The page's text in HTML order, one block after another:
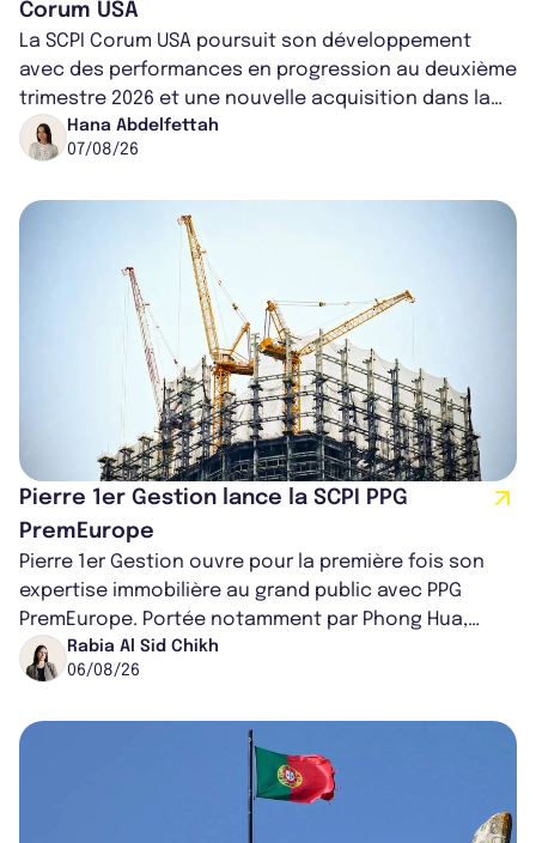
Corum USA
La SCPI Corum USA poursuit son développement
avec des performances en progression au deuxième
trimestre 2026 et une nouvelle acquisition dans la
région de Chicago. Entre hausse de...
Hana Abdelfettah
07/08/26
Pierre 1er Gestion lance la SCPI PPG
PremEurope
Pierre 1er Gestion ouvre pour la première fois son
expertise immobilière au grand public avec PPG
PremEurope. Portée notamment par Phong Hua,
ancien directeur des investissements d...
Rabia Al Sid Chikh
06/08/26